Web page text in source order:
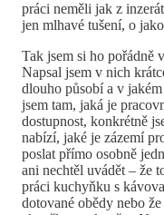
práci neměli jak z
jen mlhavé tušení, o
Tak jsem si ho pořádně
Napsal jsem v nich
dlouho působí a v
jsem tam, jaká je
dostupnost, konkrétně
nabízí, jaké je zázemí
poslat přímo osobně
ani nechtěl uvádět – že
práci kuchyňku s
dotované obědy nebo